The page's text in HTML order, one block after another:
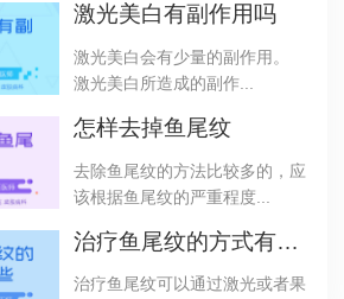
激光美白有副作用吗
激光美白会有少量的副作用。
激光美白所造成的副作...
怎样去掉鱼尾纹
去除鱼尾纹的方法比较多的，应
该根据鱼尾纹的严重程度...
治疗鱼尾纹的方式有哪些
治疗鱼尾纹可以通过激光或者果